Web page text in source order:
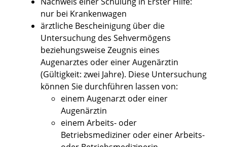
nur bei Krankenwagen
ärztliche Bescheinigung über die
Untersuchung des Sehvermögens
beziehungsweise Zeugnis eines
Augenarztes oder einer Augenärztin
(Gültigkeit: zwei Jahre). Diese Untersuchung
können Sie durchführen lassen von:
einem Augenarzt oder einer
Augenärztin
einem Arbeits- oder
Betriebsmediziner oder einer Arbeits-